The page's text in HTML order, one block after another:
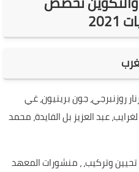
روزنبرجي، جون برينيون، غي
عبد العزيز بل الفايدة، محمد
تحيين وتركيب، ، منشورات المعهد